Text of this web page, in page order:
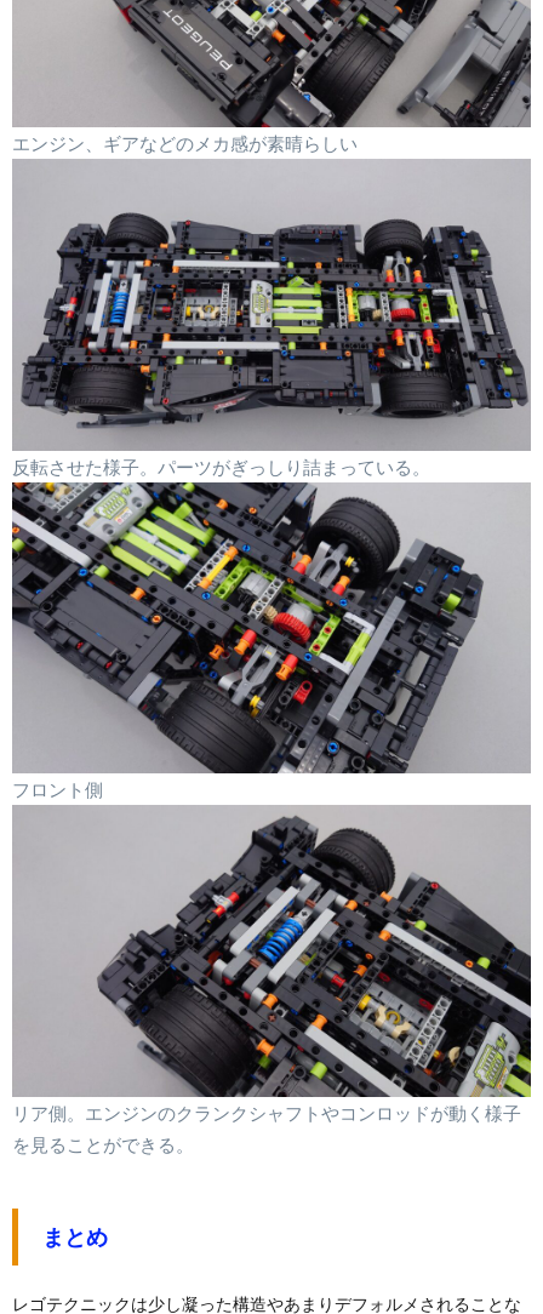
エンジン、ギアなどのメカ感が素晴らしい
反転させた様子。パーツがぎっしり詰まっている。
フロント側
リア側。エンジンのクランクシャフトやコンロッドが動く様子
を見ることができる。
まとめ
レゴテクニックは少し凝った構造やあまりデフォルメされることな